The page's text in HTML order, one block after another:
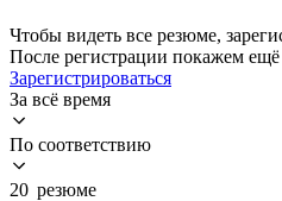
Чтобы видеть все резюме,
После регистрации покажем
Зарегистрироваться
За всё время
По соответствию
20 резюме